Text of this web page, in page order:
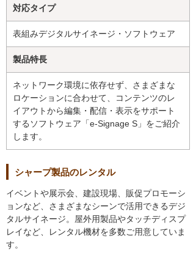
対応タイプ
表組みデジタルサイネージ・ソフトウェア
製品特長
ネットワーク環境に依存せず、さまざまな
ロケーションに合わせて、コンテンツのレ
イアウトから編集・配信・表示をサポート
するソフトウェア「e-Signage S」をご紹介
します。
シャープ製品のレンタル
イベントや展示会、建設現場、販促プロモーシ
ョンなど、さまざまなシーンで活用できるデジ
タルサイネージ。屋外用製品やタッチディスプ
レイなど、レンタル機材を多数ご用意していま
す。